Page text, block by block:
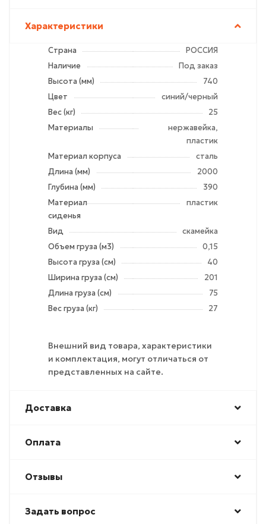
Характеристики
Страна
РОССИЯ
Наличие
Под заказ
Высота (мм)
740
Цвет
синий/черный
Вес (кг)
25
Материалы
нержавейка,
пластик
Материал корпуса
сталь
Длина (мм)
2000
Глубина (мм)
390
Материал
сиденья
пластик
Вид
скамейка
Объем груза (м3)
0,15
Высота груза (см)
40
Ширина груза (см)
201
Длина груза (см)
75
Вес груза (кг)
27
Внешний вид товара, характеристики
и комплектация, могут отличаться от
представленных на сайте.
Доставка
Оплата
Отзывы
Задать вопрос